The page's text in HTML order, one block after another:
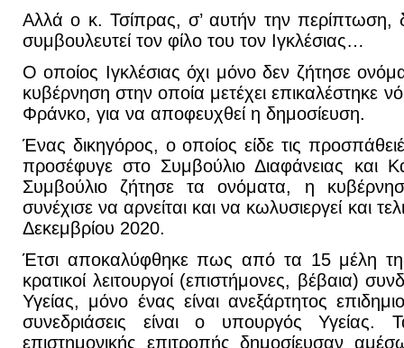
Αλλά ο κ. Τσίπρας, σ’ αυτήν την περίπτωση,
συμβουλευτεί τον φίλο του τον Ιγκλέσιας…
Ο οποίος Ιγκλέσιας όχι μόνο δεν ζήτησε
κυβέρνηση στην οποία μετέχει επικαλέστηκε
Φράνκο, για να αποφευχθεί η δημοσίευση.
Ένας δικηγόρος, ο οποίος είδε τις
προσέφυγε στο Συμβούλιο Διαφάνειας και
Συμβούλιο ζήτησε τα ονόματα, η
συνέχισε να αρνείται και να κωλυσιεργεί και
Δεκεμβρίου 2020.
Έτσι αποκαλύφθηκε πως από τα 15 μέλη της
κρατικοί λειτουργοί (επιστήμονες, βέβαια)
Υγείας, μόνο ένας είναι ανεξάρτητος
συνεδριάσεις είναι ο υπουργός Υγείας.
επιστημονικής επιτροπής δημοσίευσαν